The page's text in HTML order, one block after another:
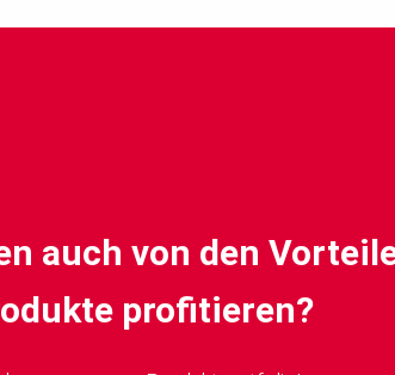
auch von den
profitieren?